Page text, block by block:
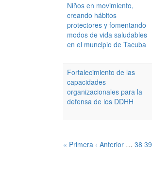
Niños en movimiento,
creando hábitos
protectores y fomentando
modos de vida saludables
en el muncipio de Tacuba
Fortalecimiento de las
capacidades
organizacionales para la
defensa de los DDHH
« Primera ‹ Anterior … 38 39